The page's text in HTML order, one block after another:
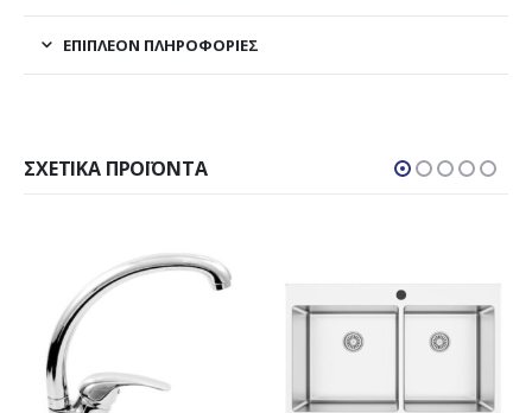
ΕΠΙΠΛΈΟΝ ΠΛΗΡΟΦΟΡΊΕΣ
ΣΧΕΤΙΚΆ ΠΡΟΪΌΝΤΑ